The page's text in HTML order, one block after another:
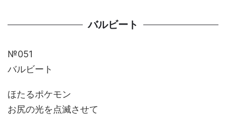
バルビート
№051
バルビート
ほたるポケモン
お尻の光を点滅させて